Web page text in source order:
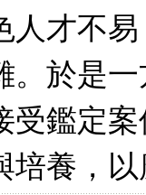
人才不
。於是
受鑑定
培養，